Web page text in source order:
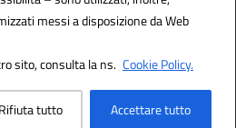
messi a disposizione da Web
sito, consulta la ns. Cookie Policy.
Rifiuta tutto Accettare tutto
by 3D Solution S.r.l.
by Designers Italia